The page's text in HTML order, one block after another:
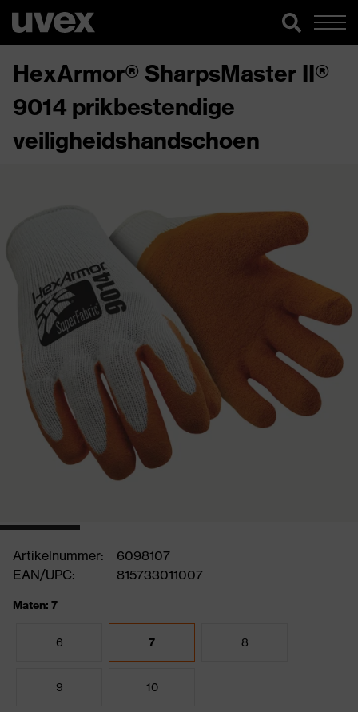
HexArmor® SharpsMaster II®
9014 prikbestendige
veiligheidshandschoen
Artikelnummer:
6098107
EAN/UPC:
815733011007
Maten: 7
6 7 8
9 10